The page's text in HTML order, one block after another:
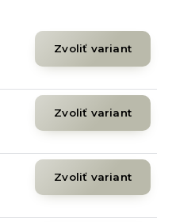
Zvoliť variant
Zvoliť variant
Zvoliť variant